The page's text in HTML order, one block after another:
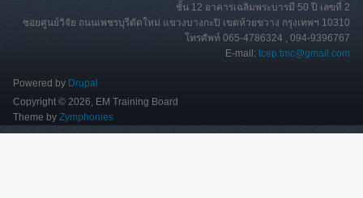
ชั้น 12 อาคารเฉลิมพระบารมี 50 ปี เลขที่ 2
ซอยศูนย์วิจัย ถนนเพชรบุรีตัดใหม่ แขวงบางกะปิ เขตห้วยขวาง กรุงเทพฯ 10310
โทรศัพท์ 065-4786324 , 094-9396767
E-mail:tcep.tmc@gmail.com
Powered by Drupal
Copyright © 2026, EM Training Board
Theme by Zymphonies